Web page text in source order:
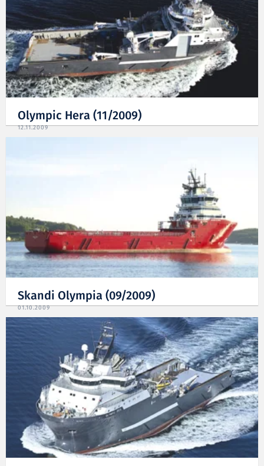
Olympic Hera (11/2009)
12.11.2009
Skandi Olympia (09/2009)
01.10.2009